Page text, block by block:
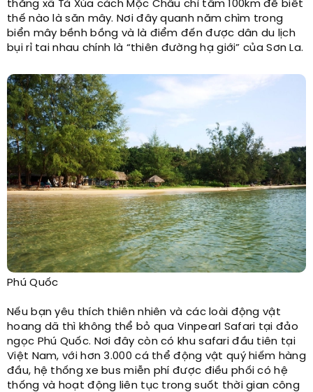
thẳng xã Tà Xùa cách Mộc Châu chỉ tầm 100km để biết
thế nào là săn mây. Nơi đây quanh năm chìm trong
biển mây bềnh bồng và là điểm đến được dân du lịch
bụi rỉ tai nhau chính là “thiên đường hạ giới” của Sơn La.
Phú Quốc​
Nếu bạn yêu thích thiên nhiên và các loài động vật
hoang dã thì không thể bỏ qua Vinpearl Safari tại đảo
ngọc Phú Quốc. Nơi đây còn có khu safari đầu tiên tại
Việt Nam, với hơn 3.000 cá thể động vật quý hiếm hàng
đầu, hệ thống xe bus miễn phí được điều phối có hệ
thống và hoạt động liên tục trong suốt thời gian công